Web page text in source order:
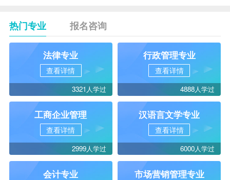
热门专业 报名咨询
法律专业
查看详情
3321人学过
行政管理专业
查看详情
4888人学过
工商企业管理
查看详情
2999人学过
汉语言文学专业
查看详情
6000人学过
会计专业 市场营销管理专业